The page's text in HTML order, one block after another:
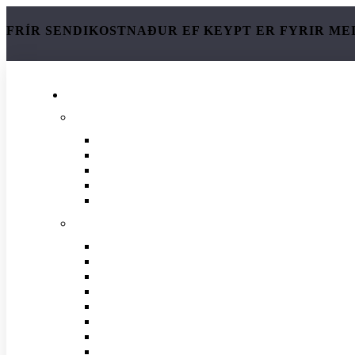
FRÍR SENDIKOSTNAÐUR EF KEYPT ER FYRIR